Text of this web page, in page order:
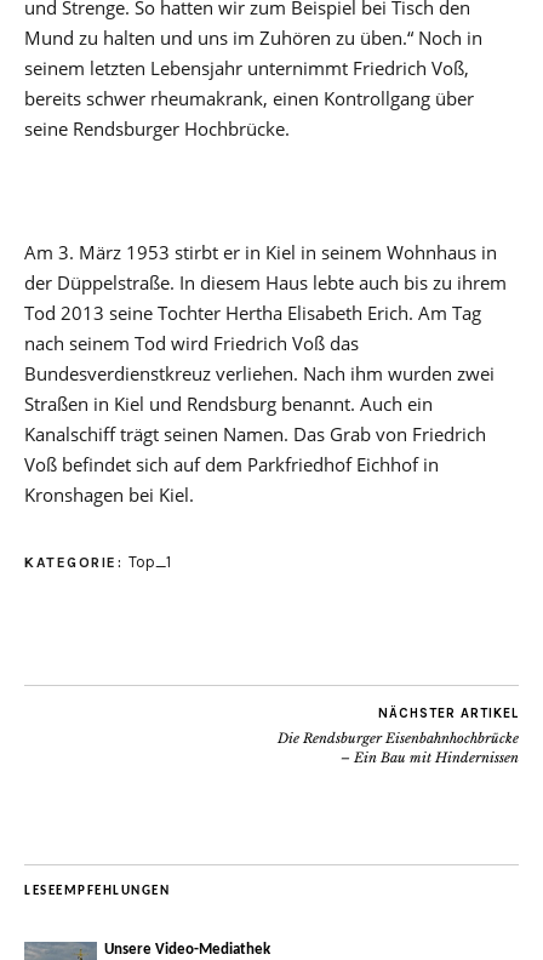
und Strenge. So hatten wir zum Beispiel bei Tisch den
Mund zu halten und uns im Zuhören zu üben.“ Noch in
seinem letzten Lebensjahr unternimmt Friedrich Voß,
bereits schwer rheumakrank, einen Kontrollgang über
seine Rendsburger Hochbrücke.
Am 3. März 1953 stirbt er in Kiel in seinem Wohnhaus in
der Düppelstraße. In diesem Haus lebte auch bis zu ihrem
Tod 2013 seine Tochter Hertha Elisabeth Erich. Am Tag
nach seinem Tod wird Friedrich Voß das
Bundesverdienstkreuz verliehen. Nach ihm wurden zwei
Straßen in Kiel und Rendsburg benannt. Auch ein
Kanalschiff trägt seinen Namen. Das Grab von Friedrich
Voß befindet sich auf dem Parkfriedhof Eichhof in
Kronshagen bei Kiel.
KATEGORIE: Top_1
NÄCHSTER ARTIKEL
Die Rendsburger Eisenbahnhochbrücke
– Ein Bau mit Hindernissen
LESEEMPFEHLUNGEN
Unsere Video-Mediathek